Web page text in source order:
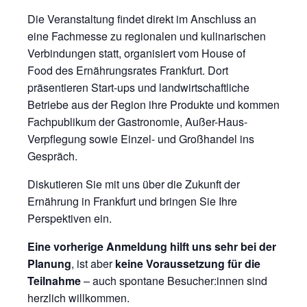
Die Veranstaltung findet direkt im Anschluss an
eine Fachmesse zu regionalen und kulinarischen
Verbindungen statt, organisiert vom House of
Food des Ernährungsrates Frankfurt. Dort
präsentieren Start-ups und landwirtschaftliche
Betriebe aus der Region ihre Produkte und kommen
Fachpublikum der Gastronomie, Außer-Haus-
Verpflegung sowie Einzel- und Großhandel ins
Gespräch.
Diskutieren Sie mit uns über die Zukunft der
Ernährung in Frankfurt und bringen Sie Ihre
Perspektiven ein.
Eine vorherige Anmeldung hilft uns sehr bei der
Planung, ist aberkeine Voraussetzung für die
Teilnahme– auch spontane Besucher:innen sind
herzlich willkommen.